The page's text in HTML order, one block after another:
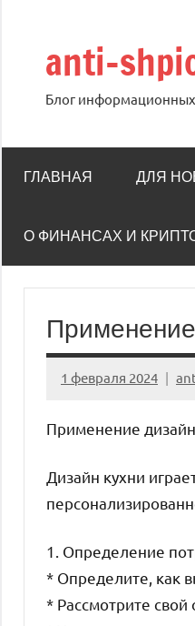
содержимому
anti-
Блог
ГЛАВНАЯ ДЛЯ
О ФИНАНСАХ И
1 февраля 2024
Применение
Дизайн кухни
1. Определение
* Определите, как
* Рассмотрите